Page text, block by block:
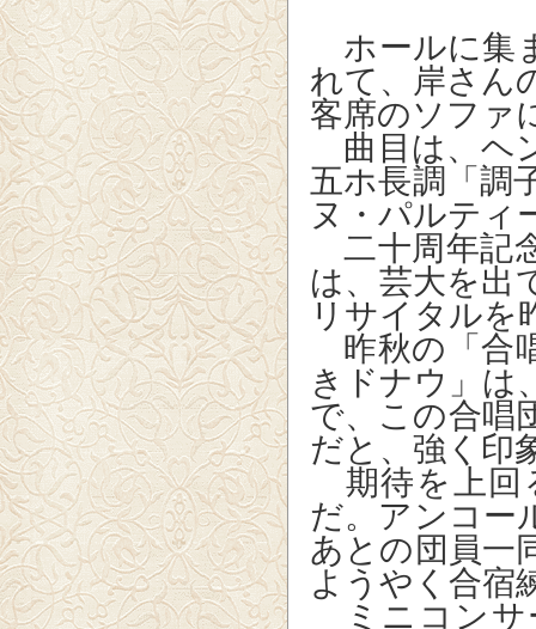
ホールに集
れて、岸さん
客席のソファ
曲目は、ヘ
五ホ長調「調
ヌ・パルティ
二十周年記
は、芸大を出
リサイタルを
昨秋の「合
きドナウ」は
で、この合唱
だと、強く印
期待を上回
だ。アンコー
あとの団員一
ようやく合宿
ミニコンサ